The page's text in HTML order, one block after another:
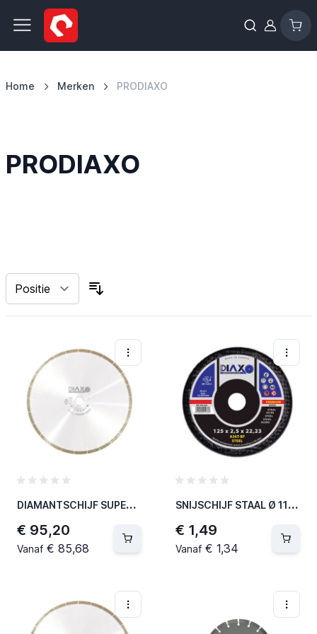
Ga naar de inhoud
Home Merken PRODIAXO
PRODIAXO
D
IAMANTSCHIJF SUPER GRES - 230 X 25,4 MM - TOP CERAMICS (2 PER OVERDOOS)
€ 95,20
Vanaf € 85,68
S
NIJSCHIJF STAAL Ø 115 X 2,5 MM A36T-BF / PREMIUM CONSTRUCTION (25 PER OVERDOOS)
€ 1,49
Vanaf € 1,34